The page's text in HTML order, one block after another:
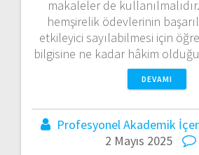
makaleler de
hemşirelik ödevlerinin
etkileyici sayılabilmesi için
bilgisine ne kadar hâkim
DEVAMI
Profesyonel Akademik
2 Mayıs 2025